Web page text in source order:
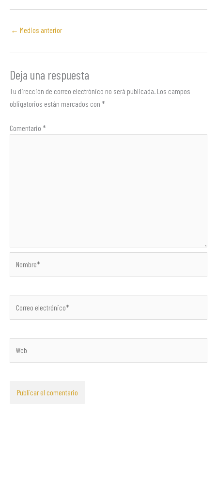
← Medios anterior
Deja una respuesta
Tu dirección de correo electrónico no será publicada. Los campos
obligatorios están marcados con *
Comentario *
electrónico*